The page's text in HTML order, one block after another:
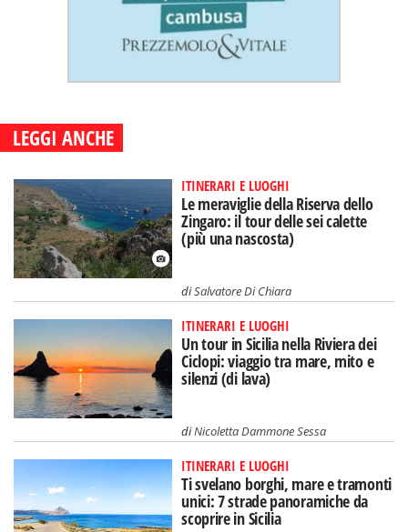
LEGGI ANCHE
ITINERARI E LUOGHI
Le meraviglie della Riserva dello
Zingaro: il tour delle sei calette
(più una nascosta)
diSalvatore Di Chiara
ITINERARI E LUOGHI
Un tour in Sicilia nella Riviera dei
Ciclopi: viaggio tra mare, mito e
silenzi (di lava)
diNicoletta Dammone Sessa
ITINERARI E LUOGHI
Ti svelano borghi, mare e tramonti
unici: 7 strade panoramiche da
scoprire in Sicilia